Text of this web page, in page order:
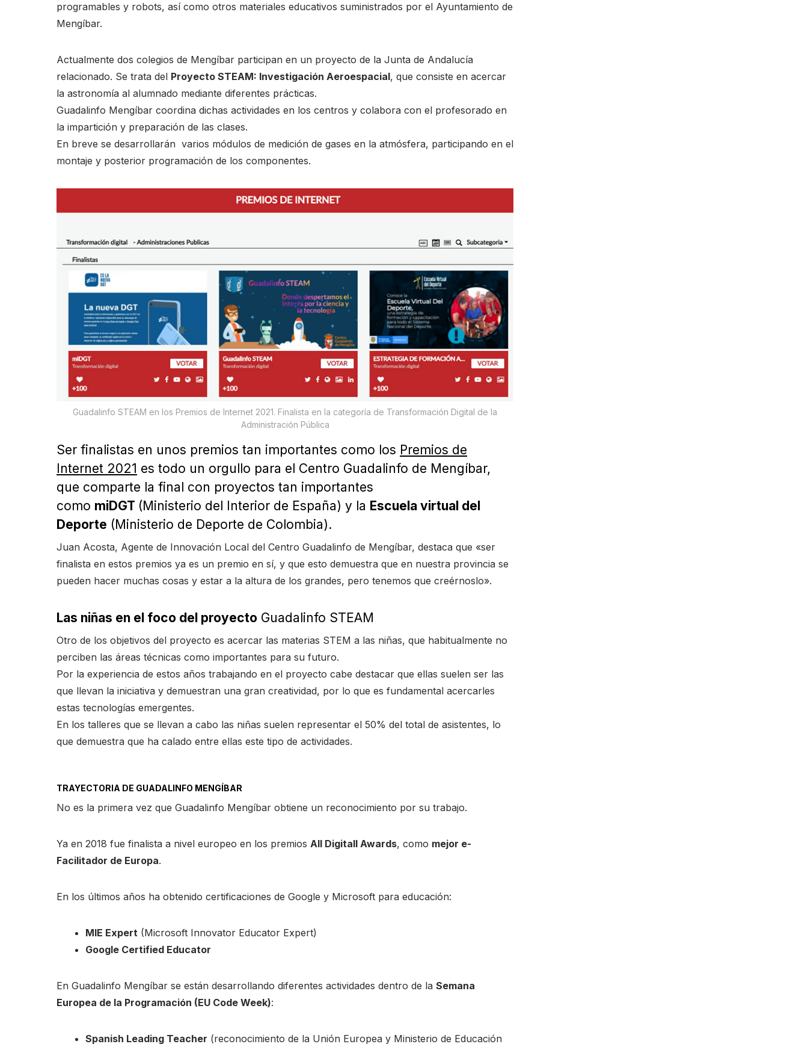
programables y robots, así como otros materiales educativos suministrados por el Ayuntamiento de
Mengíbar.
Actualmente dos colegios de Mengíbar participan en un proyecto de la Junta de Andalucía
relacionado. Se trata del Proyecto STEAM: Investigación Aeroespacial, que consiste en acercar
la astronomía al alumnado mediante diferentes prácticas.
Guadalinfo Mengíbar coordina dichas actividades en los centros y colabora con el profesorado en
la impartición y preparación de las clases.
En breve se desarrollarán varios módulos de medición de gases en la atmósfera, participando en el
montaje y posterior programación de los componentes.
Guadalinfo STEAM en los Premios de Internet 2021. Finalista en la categoría de Transformación Digital de la
Administración Pública
Ser finalistas en unos premios tan importantes como los Premios de
Internet 2021 es todo un orgullo para el Centro Guadalinfo de Mengíbar,
que comparte la final con proyectos tan importantes
como miDGT (Ministerio del Interior de España) y la Escuela virtual del
Deporte (Ministerio de Deporte de Colombia).
Juan Acosta, Agente de Innovación Local del Centro Guadalinfo de Mengíbar, destaca que «ser
finalista en estos premios ya es un premio en sí, y que esto demuestra que en nuestra provincia se
pueden hacer muchas cosas y estar a la altura de los grandes, pero tenemos que creérnoslo».
Las niñas en el foco del proyecto Guadalinfo STEAM
Otro de los objetivos del proyecto es acercar las materias STEM a las niñas, que habitualmente no
perciben las áreas técnicas como importantes para su futuro.
Por la experiencia de estos años trabajando en el proyecto cabe destacar que ellas suelen ser las
que llevan la iniciativa y demuestran una gran creatividad, por lo que es fundamental acercarles
estas tecnologías emergentes.
En los talleres que se llevan a cabo las niñas suelen representar el 50% del total de asistentes, lo
que demuestra que ha calado entre ellas este tipo de actividades.
TRAYECTORIA DE GUADALINFO MENGÍBAR
No es la primera vez que Guadalinfo Mengíbar obtiene un reconocimiento por su trabajo.
Ya en 2018 fue finalista a nivel europeo en los premios All Digitall Awards, como mejor e-
Facilitador de Europa.
En los últimos años ha obtenido certificaciones de Google y Microsoft para educación:
MIE Expert (Microsoft Innovator Educator Expert)
Google Certified Educator
En Guadalinfo Mengíbar se están desarrollando diferentes actividades dentro de la Semana
Europea de la Programación (EU Code Week):
Spanish Leading Teacher (reconocimiento de la Unión Europea y Ministerio de Educación